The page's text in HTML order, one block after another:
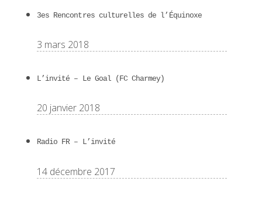
3es Rencontres culturelles de l’Équinoxe
3 mars 2018
L’invité – Le Goal (FC Charmey)
20 janvier 2018
Radio FR – L’invité
14 décembre 2017